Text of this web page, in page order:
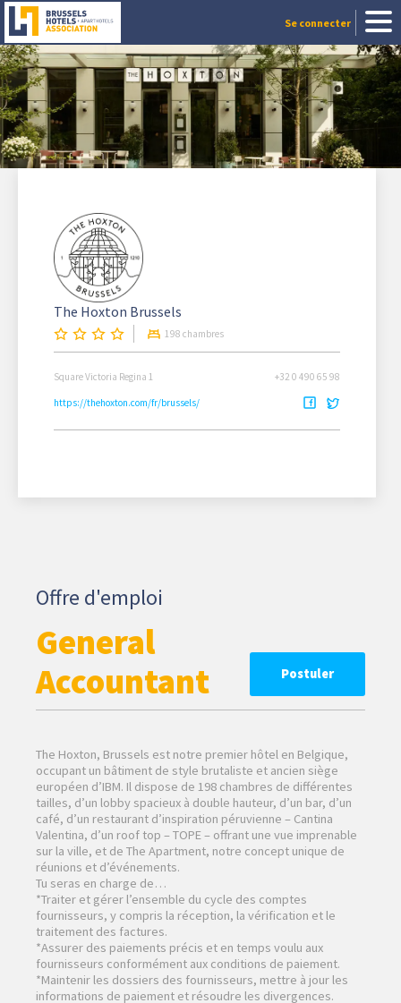
Se connecter
The Hoxton Brussels
198 chambres
Square Victoria Regina 1 +32 0 490 65 98
https://thehoxton.com/fr/brussels/
Offre d'emploi
General
Accountant
Postuler
The Hoxton, Brussels est notre premier hôtel en Belgique,
occupant un bâtiment de style brutaliste et ancien siège
européen d’IBM. Il dispose de 198 chambres de différentes
tailles, d’un lobby spacieux à double hauteur, d’un bar, d’un
café, d’un restaurant d’inspiration péruvienne – Cantina
Valentina, d’un roof top – TOPE – offrant une vue imprenable
sur la ville, et de The Apartment, notre concept unique de
réunions et d’événements.
Tu seras en charge de…
*Traiter et gérer l’ensemble du cycle des comptes
fournisseurs, y compris la réception, la vérification et le
traitement des factures.
*Assurer des paiements précis et en temps voulu aux
fournisseurs conformément aux conditions de paiement.
*Maintenir les dossiers des fournisseurs, mettre à jour les
informations de paiement et résoudre les divergences.